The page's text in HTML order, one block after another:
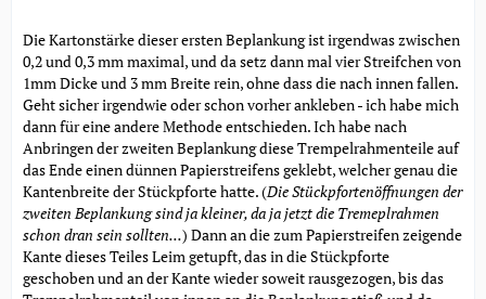
Die Kartonstärke dieser ersten Beplankung ist irgendwas zwischen
0,2 und 0,3 mm maximal, und da setz dann mal vier Streifchen von
1mm Dicke und 3 mm Breite rein, ohne dass die nach innen fallen.
Geht sicher irgendwie oder schon vorher ankleben - ich habe mich
dann für eine andere Methode entschieden. Ich habe nach
Anbringen der zweiten Beplankung diese Trempelrahmenteile auf
das Ende einen dünnen Papierstreifens geklebt, welcher genau die
Kantenbreite der Stückpforte hatte. (Die Stückpfortenöffnungen der
zweiten Beplankung sind ja kleiner, da ja jetzt die Tremeplrahmen
schon dran sein sollten...) Dann an die zum Papierstreifen zeigende
Kante dieses Teiles Leim getupft, das in die Stückpforte
geschoben und an der Kante wieder soweit rausgezogen, bis das